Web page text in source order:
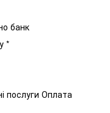
банк
*
послуги Оплата